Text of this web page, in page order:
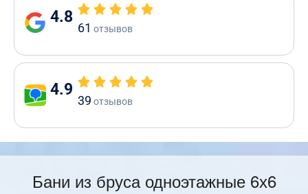
4.8
61 отзывов
4.9
39 отзывов
Бани из бруса одноэтажные 6х6